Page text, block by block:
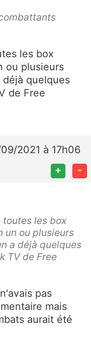
les box
ou plusieurs
quelques
de Free
2021 à 17h06
+ -
les box
un ou plusieurs
a déjà quelques
TV de Free
pas
mais
aurait été